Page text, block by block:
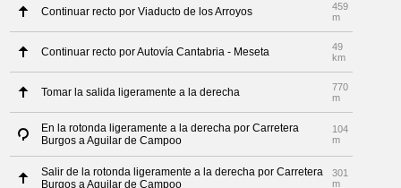
Continuar recto por Viaducto de los Arroyos
459
m
Continuar recto por Autovía Cantabria - Meseta
49
km
Tomar la salida ligeramente a la derecha
770
m
En la rotonda ligeramente a la derecha por Carretera
Burgos a Aguilar de Campoo
104
m
Salir de la rotonda ligeramente a la derecha por Carretera
Burgos a Aguilar de Campoo
301
m